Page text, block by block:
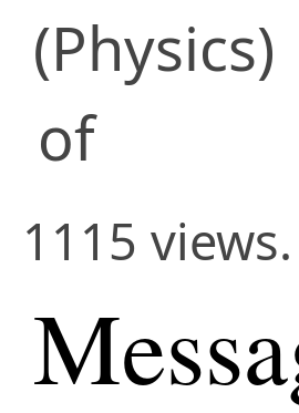
(Physics)
of
1115